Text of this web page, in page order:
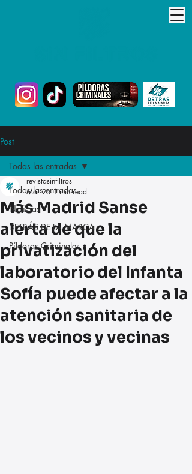
Post
Todas las entradas
Noticias
DETRÁS DE LA MARCA
Píldoras Criminales
Todas las entradas
Más Madrid Sanse
alerta de que la
privatización del
laboratorio del Infanta
Sofía puede afectar a la
atención sanitaria de
los vecinos y vecinas
revistasinfiltros
Mar 26 1 min read